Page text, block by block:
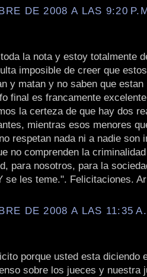
DE 2008 A LAS 9:20
la nota y estoy totalmente
imposible de creer que
y matan y no saben que estan
final es francamente
la certeza de que hay dos
mientras esos menores
respetan nada ni a nadie son
no comprenden la
para nosotros, para la
se les teme.". Felicitaciones.
DE 2008 A LAS 11:35
porque usted esta diciendo
sobre los jueces y nuestra